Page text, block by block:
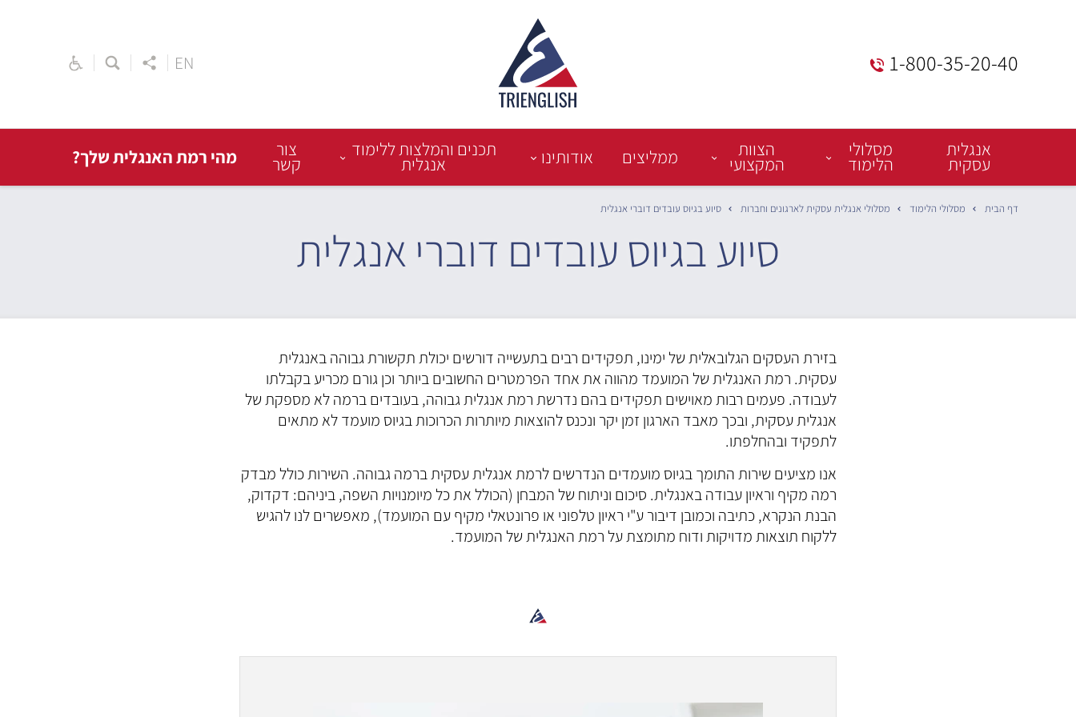
1-800-35-20-40
EN
אנגלית
עסקית
מסלולי
הלימוד
הצוות
המקצועי ממליצים אודותינו תכנים והמלצות ללימוד
אנגלית
צור
קשר מהי רמת האנגלית שלך?
דף הבית מסלולי הלימוד מסלולי אנגלית עסקית לארגונים וחברות סיוע בגיוס עובדים דוברי אנגלית
סיוע בגיוס עובדים דוברי אנגלית
בזירת העסקים הגלובאלית של ימינו, תפקידים רבים בתעשייה דורשים יכולת תקשורת גבוהה באנגלית
עסקית. רמת האנגלית של המועמד מהווה את אחד הפרמטרים החשובים ביותר וכן גורם מכריע בקבלתו
לעבודה. פעמים רבות מאוישים תפקידים בהם נדרשת רמת אנגלית גבוהה, בעובדים ברמה לא מספקת של
אנגלית עסקית, ובכך מאבד הארגון זמן יקר ונכנס להוצאות מיותרות הכרוכות בגיוס מועמד לא מתאים
לתפקיד ובהחלפתו.
אנו מציעים שירות התומך בגיוס מועמדים הנדרשים לרמת אנגלית עסקית ברמה גבוהה. השירות כולל מבדק
רמה מקיף וראיון עבודה באנגלית. סיכום וניתוח של המבחן (הכולל את כל מיומנויות השפה, ביניהם: דקדוק,
הבנת הנקרא, כתיבה וכמובן דיבור ע"י ראיון טלפוני או פרונטאלי מקיף עם המועמד), מאפשרים לנו להגיש
ללקוח תוצאות מדויקות ודוח מתומצת על רמת האנגלית של המועמד.